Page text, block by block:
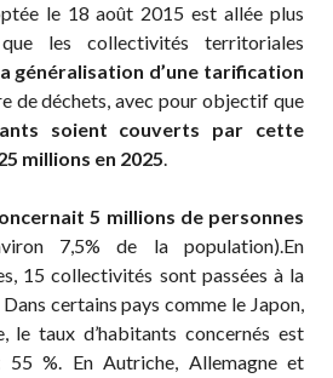
le 18 août 2015 est allée plus
les collectivités territoriales
généralisation d’une tarification
de déchets, avec pour objectif que
soient couverts par cette
millions en 2025.
5 millions de personnes
7,5% de la population).En
15 collectivités sont passées à la
certains pays comme le Japon,
le taux d’habitants concernés est
%. En Autriche, Allemagne et